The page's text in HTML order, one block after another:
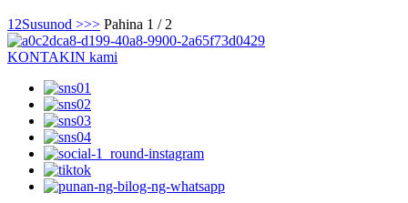
12Susunod >>> Pahina 1 / 2
KONTAKIN kami